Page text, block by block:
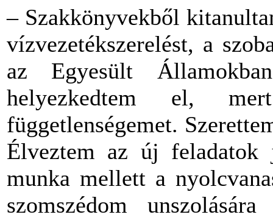
– Szakkönyvekből
vízvezetékszerelést, a
az Egyesült
helyezkedtem el,
függetlenségemet.
Élveztem az új feladatok
munka mellett a
szomszédom